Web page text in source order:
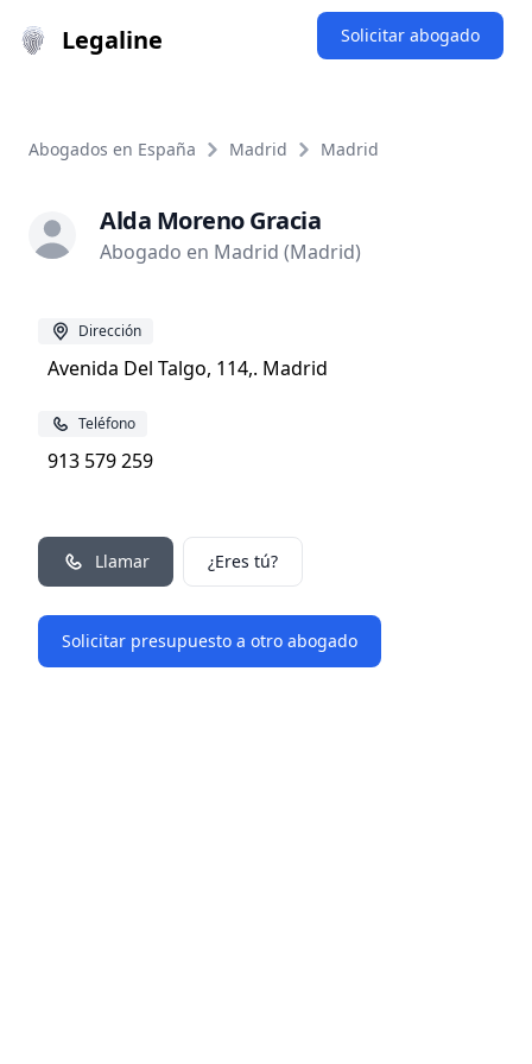
Legaline Solicitar abogado
Abogados en España Madrid Madrid
Alda Moreno Gracia
Abogado en Madrid (Madrid)
Dirección
Avenida Del Talgo, 114,. Madrid
Teléfono
913 579 259
Llamar ¿Eres tú?
Solicitar presupuesto a otro abogado